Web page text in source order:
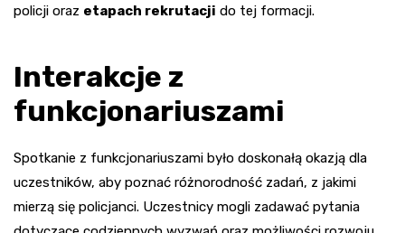
policji oraz etapach rekrutacji do tej formacji.
Interakcje z
funkcjonariuszami
Spotkanie z funkcjonariuszami było doskonałą okazją dla
uczestników, aby poznać różnorodność zadań, z jakimi
mierzą się policjanci. Uczestnicy mogli zadawać pytania